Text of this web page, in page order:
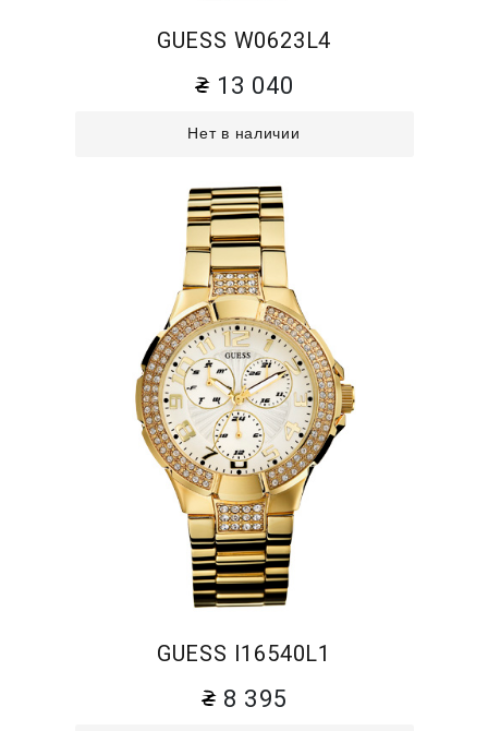
GUESS W0623L4
13 040
Нет в наличии
GUESS I16540L1
8 395